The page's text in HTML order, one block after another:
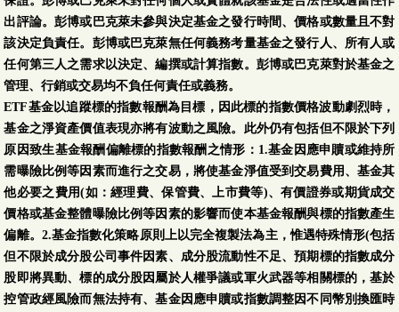
出評論。彭博或巴克萊未參與決定基金之發行時間、價格或數量且不對
該決定負責任。彭博或巴克萊無任何義務考量基金之發行人、所有人或
任何第三人之需求以決定、編撰或計算指數。彭博或巴克萊對於基金之
管理、行銷或交易均不負任何責任或義務。
ETF基金以追蹤標的指數報酬為目標，因此標的指數價格波動劇烈時，
基金之淨資產價值表現亦將有波動之風險。此外仍有包括但不限於下列
原因致生基金報酬偏離標的指數報酬之情形：1.基金因應申贖或維持所
需曝險比例等因素而進行之交易，將使基金淨值受到交易費用、基金其
他必要之費用(如：經理費、保管費、上市費等)、有價證券或期貨成交
價格或基金整體曝險比例等因素的影響而使本基金報酬與標的指數產生
偏離。2.基金指數化策略原則上以完全複製法為主，惟遇特殊情形(包括
但不限於成分股公司事件因素、成分股流動性不足、預期標的指數成分
股即將異動、標的成分股因屬於人權爭議或軍火武器等相關標的，基於
控管政經風險而無法持有、基金因應申贖或指數調整因不同幣別換匯時